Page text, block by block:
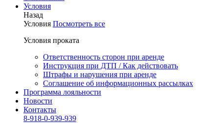
Условия
Назад
Условия Посмотреть все
Условия проката
Ответственность сторон при аренде
Инструкция при ДТП / Как действовать
Штрафы и нарушения при аренде
Соглашение об информационных рассылках
Программа лояльности
Новости
Контакты
8-918-0-939-939